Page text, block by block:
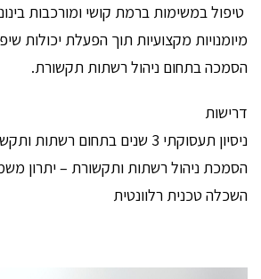
טיפול במשימות ברמת קושי ומורכבות
מיומנויות מקצועיות תוך הפעלת יכולות
הסמכה בתחום ניהול רשתות תקשורת.
דרישות
ניסיון תעסוקתי 3 שנים בתחום רשתות ותקשורת – חובה
הסמכת ניהול רשתות ותקשורת – יתרון
השכלה טכנית רלוונטית